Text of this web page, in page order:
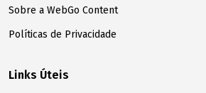
Sobre a WebGo Content
Políticas de Privacidade
Links Úteis